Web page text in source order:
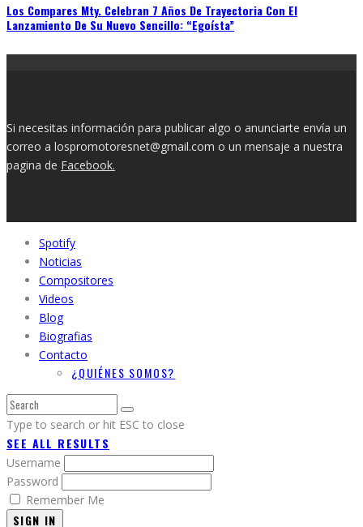
Los Compares Mty. Celebran 7 Años De Trayectoria Con El
Lanzamiento De Su Nuevo Sencillo: “Egoísta”
Si necesitas información para publicar algo o anunciarte envía un
correo a lospromotoresnet@gmail.com o un mensaje a nuestra
pagina de Facebook.
Spotify
Noticias
Compositores
Videos
Blog
Biografias
Contacto
¿QUIÉNES SOMOS?
Type to search or hit ESC to close
SEE ALL RESULTS
Username
Password
Remember Me
SIGN IN